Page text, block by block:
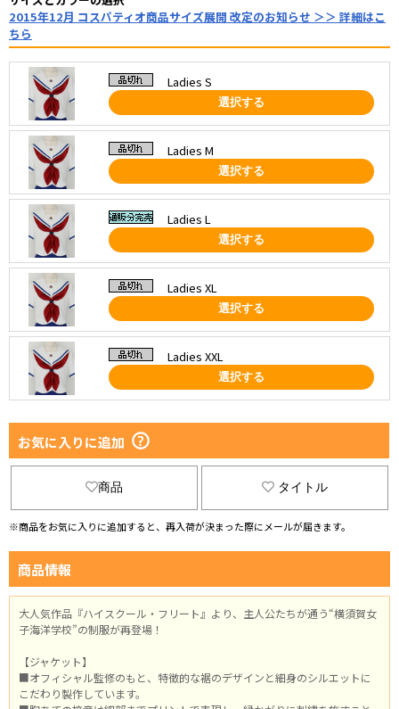
2015年12月 コスパティオ商品サイズ展開 改定のお知らせ ＞＞ 詳細はこ
ちら
Ladies S
選択する
Ladies M
選択する
Ladies L
選択する
Ladies XL
選択する
Ladies XXL
選択する
お気に入りに追加
商品 タイトル
※商品をお気に入りに追加すると、再入荷が決まった際にメールが届きます。
商品情報
大人気作品『ハイスクール・フリート』より、主人公たちが通う“横須賀女
子海洋学校”の制服が再登場！
【ジャケット】
■オフィシャル監修のもと、特徴的な裾のデザインと細身のシルエットに
こだわり製作しています。